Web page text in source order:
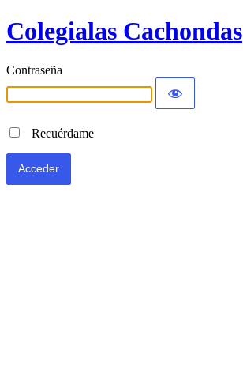
Colegialas Cachondas
Contraseña
Recuérdame